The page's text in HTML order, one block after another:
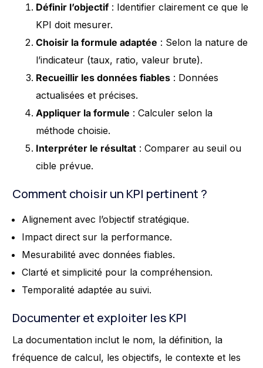
Définir l’objectif: Identifier clairement ce que le
KPI doit mesurer.
Choisir la formule adaptée : Selon la nature de
l’indicateur (taux, ratio, valeur brute).
Recueillir les données fiables : Données
actualisées et précises.
Appliquer la formule : Calculer selon la
méthode choisie.
Interpréter le résultat : Comparer au seuil ou
cible prévue.
Comment choisir un KPI pertinent ?
Alignement avec l’objectif stratégique.
Impact direct sur la performance.
Mesurabilité avec données fiables.
Clarté et simplicité pour la compréhension.
Temporalité adaptée au suivi.
Documenter et exploiter les KPI
La documentation inclut le nom, la définition, la
fréquence de calcul, les objectifs, le contexte et les